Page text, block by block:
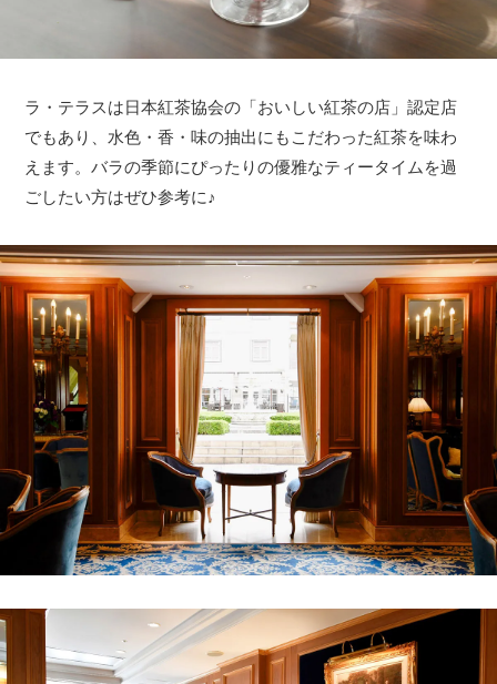
ラ・テラスは日本紅茶協会の「おいしい紅茶の店」認定店
でもあり、水色・香・味の抽出にもこだわった紅茶を味わ
えます。バラの季節にぴったりの優雅なティータイムを過
ごしたい方はぜひ参考に♪